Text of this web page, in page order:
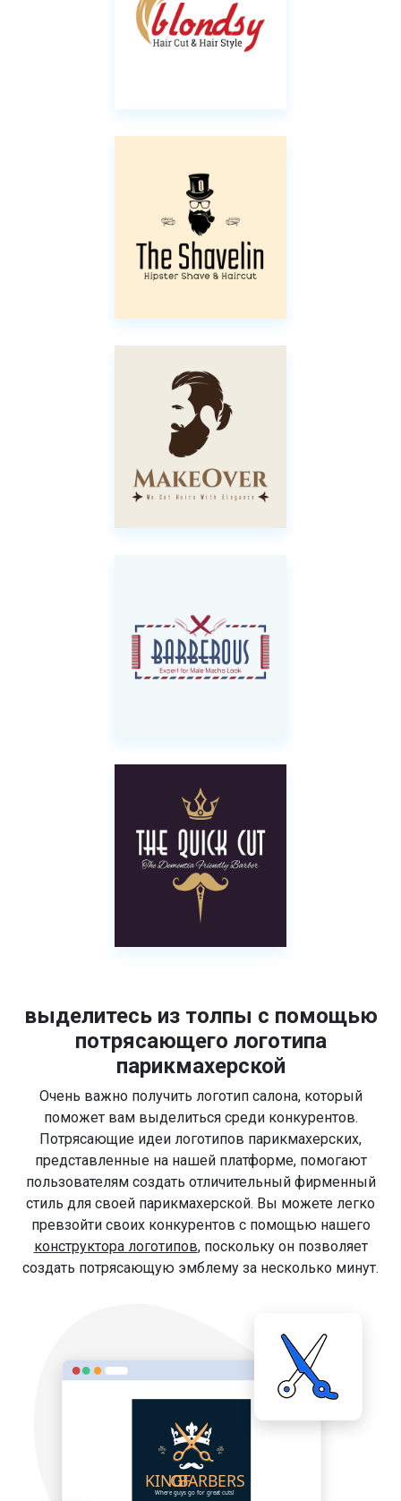
выделитесь из толпы с помощью
потрясающего логотипа
парикмахерской
Очень важно получить логотип салона, который
поможет вам выделиться среди конкурентов.
Потрясающие идеи логотипов парикмахерских,
представленные на нашей платформе, помогают
пользователям создать отличительный фирменный
стиль для своей парикмахерской. Вы можете легко
превзойти своих конкурентов с помощью нашего
конструктора логотипов, поскольку он позволяет
создать потрясающую эмблему за несколько минут.